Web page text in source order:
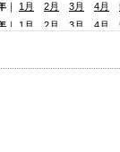
｜ 1月 2月 3月 4月
｜ 1月 2月 3月 4月